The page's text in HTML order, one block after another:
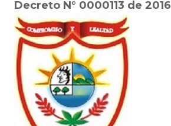
Decreto N° 0000113 de 2016